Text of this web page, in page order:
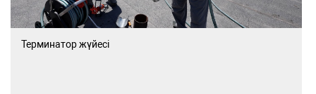
Терминатор жүйесі